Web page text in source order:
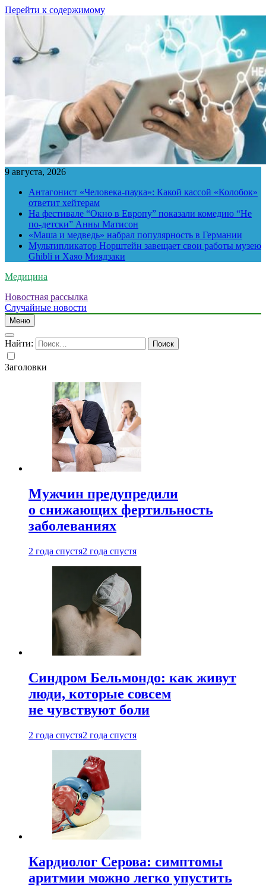
Перейти к содержимому
9 августа, 2026
Антагонист «Человека-паука»: Какой кассой «Колобок»
ответит хейтерам
На фестивале “Окно в Европу” показали комедию “Не
по-детски” Анны Матисон
«Маша и медведь» набрал популярность в Германии
Мультипликатор Норштейн завещает свои работы музею
Ghibli и Хаяо Миядзаки
Медицина
Новостная рассылка
Случайные новости
Меню
Найти:
Заголовки
Мужчин предупредили
о снижающих фертильность
заболеваниях
2 года спустя2 года спустя
Синдром Бельмондо: как живут
люди, которые совсем
не чувствуют боли
2 года спустя2 года спустя
Кардиолог Серова: симптомы
аритмии можно легко упустить